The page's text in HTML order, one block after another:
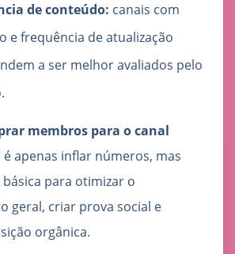
de conteúdo: canais com
e frequência de atualização
a ser melhor avaliados pelo
membros para o canal
é apenas inflar números, mas
para otimizar o
geral, criar prova social e
orgânica.